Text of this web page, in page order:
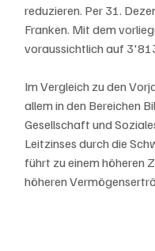
reduzieren. Per 31.
Franken. Mit dem
voraussichtlich auf
Im Vergleich zu den
allem in den Bereichen
Gesellschaft und
Leitzinses durch die
führt zu einem höheren
höheren